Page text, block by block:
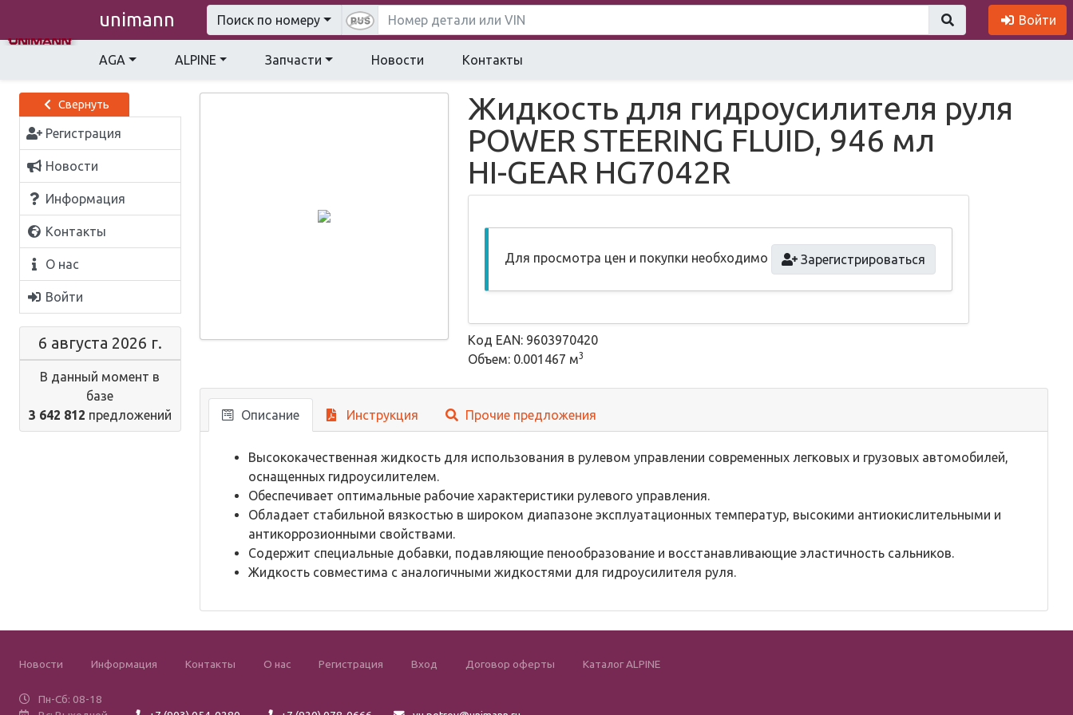
unimann Поиск по номеру Войти
AGA ALPINE Запчасти Новости Контакты
Свернуть
Регистрация
Новости
Информация
Контакты
О нас
Войти
6 августа 2026 г.
В данный момент в
базе
3 642 812 предложений
Жидкость для гидроусилителя руля
POWER STEERING FLUID, 946 мл
HI-GEAR HG7042R
Для просмотра цен и покупки необходимо Зарегистрироваться
Код EAN: 9603970420
Объем: 0.001467 м3
Описание Инструкция Прочие предложения
Высококачественная жидкость для использования в рулевом управлении современных легковых и грузовых автомобилей,
оснащенных гидроусилителем.
Обеспечивает оптимальные рабочие характеристики рулевого управления.
Обладает стабильной вязкостью в широком диапазоне эксплуатационных температур, высокими антиокислительными и
антикоррозионными свойствами.
Содержит специальные добавки, подавляющие пенообразование и восстанавливающие эластичность сальников.
Жидкость совместима с аналогичными жидкостями для гидроусилителя руля.
Новости Информация Контакты О нас Регистрация Вход Договор оферты Каталог ALPINE
Пн-Сб: 08-18